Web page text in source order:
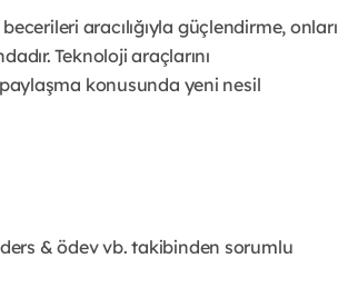
aracılığıyla güçlendirme, onları
Teknoloji araçlarını
konusunda yeni nesil
& ödev vb. takibinden sorumlu